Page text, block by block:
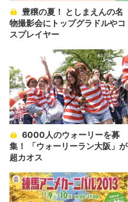
物撮影会にトップグラドルやコ
スプレイヤー
集！ 「ウォーリーラン大阪」が
超カオス